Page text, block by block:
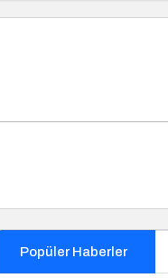
Popüler Haberler